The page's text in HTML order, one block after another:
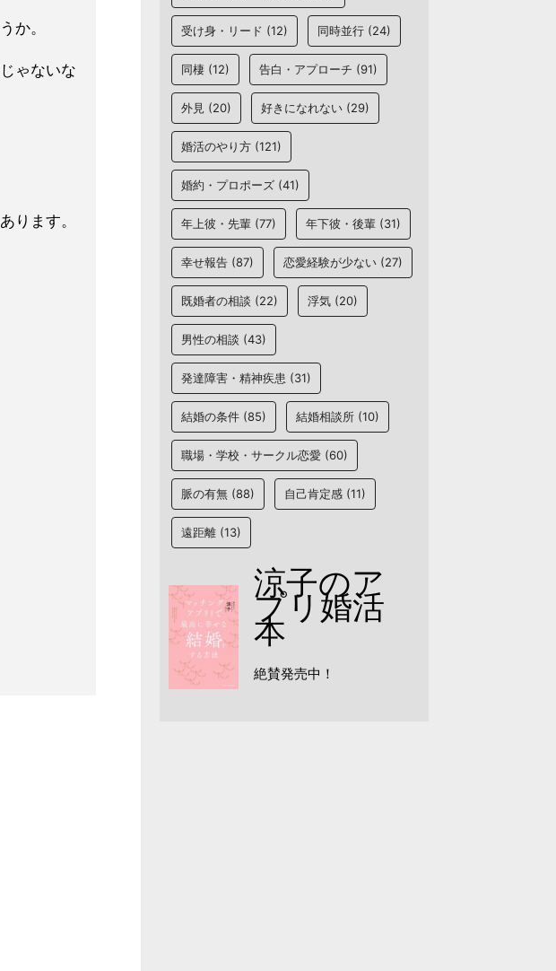
うか。
じゃないな
あります。
受け身・リード (12) 同時並行 (24)
同棲 (12) 告白・アプローチ (91)
外見 (20) 好きになれない (29)
婚活のやり方 (121)
婚約・プロポーズ (41)
年上彼・先輩 (77) 年下彼・後輩 (31)
幸せ報告 (87) 恋愛経験が少ない (27)
既婚者の相談 (22) 浮気 (20)
男性の相談 (43)
発達障害・精神疾患 (31)
結婚の条件 (85) 結婚相談所 (10)
職場・学校・サークル恋愛 (60)
脈の有無 (88) 自己肯定感 (11)
遠距離 (13)
涼子のア
プリ婚活
本
絶賛発売中！